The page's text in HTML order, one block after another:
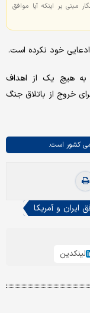
مبنی بر اینکه آیا موافق
خود نکرده است.
به هیچ یک از اهداف
خروج از باتلاق جنگ
کشور است.
ایران و آمریکا
لینکدین